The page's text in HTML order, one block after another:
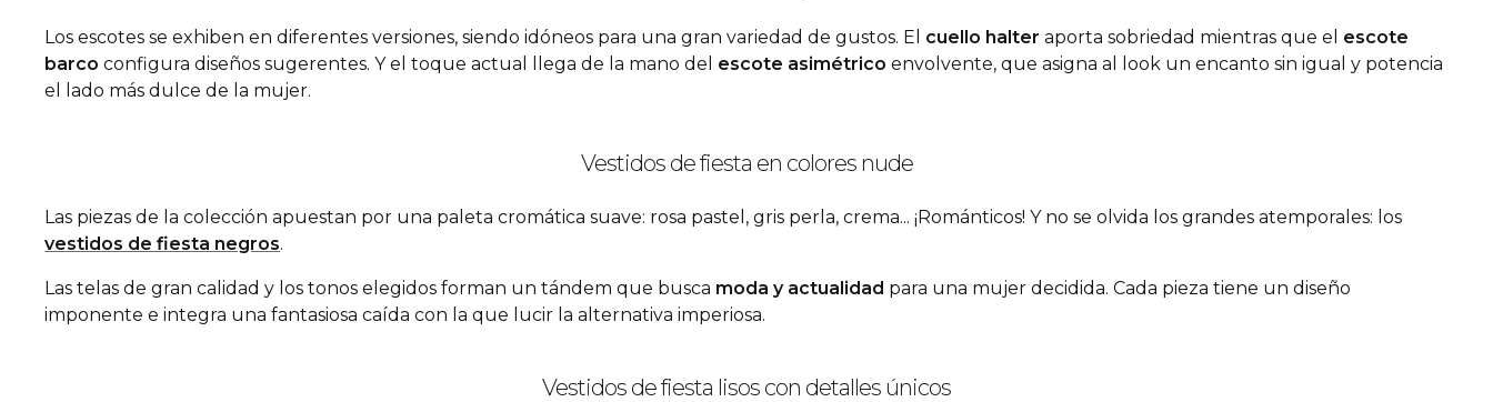
Los escotes se exhiben en diferentes versiones, siendo idóneos para una gran variedad de gustos. El cuello halter aporta sobriedad mientras que el escote
barco configura diseños sugerentes. Y el toque actual llega de la mano del escote asimétrico envolvente, que asigna al look un encanto sin igual y potencia
el lado más dulce de la mujer.
Vestidos de fiesta en colores nude
Las piezas de la colección apuestan por una paleta cromática suave: rosa pastel, gris perla, crema... ¡Románticos! Y no se olvida los grandes atemporales: los
vestidos de fiesta negros.
Las telas de gran calidad y los tonos elegidos forman un tándem que busca moda y actualidad para una mujer decidida. Cada pieza tiene un diseño
imponente e integra una fantasiosa caída con la que lucir la alternativa imperiosa.
Vestidos de fiesta lisos con detalles únicos